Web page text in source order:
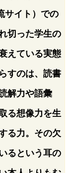
サイト）での
切った学生の
えている実態
すのは、読書
解力や語彙
る想像力を生
る力。その欠
るという耳の